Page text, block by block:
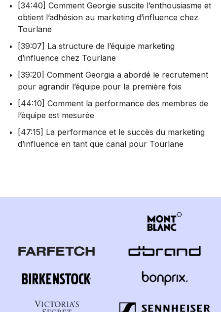
[34:40] Comment Georgie suscite l’enthousiasme et
obtient l’adhésion au marketing d’influence chez
Tourlane
[39:07] La structure de l’équipe marketing
d’influence chez Tourlane
[39:20] Comment Georgia a abordé le recrutement
pour agrandir l’équipe pour la première fois
[44:10] Comment la performance des membres de
l’équipe est mesurée
[47:15] La performance et le succès du marketing
d’influence en tant que canal pour Tourlane